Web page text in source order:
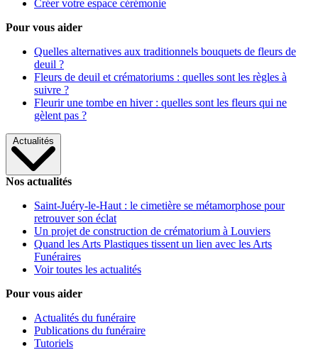
Créer votre espace cérémonie
Pour vous aider
Quelles alternatives aux traditionnels bouquets de fleurs de
deuil ?
Fleurs de deuil et crématoriums : quelles sont les règles à
suivre ?
Fleurir une tombe en hiver : quelles sont les fleurs qui ne
gèlent pas ?
Actualités
Nos actualités
Saint-Juéry-le-Haut : le cimetière se métamorphose pour
retrouver son éclat
Un projet de construction de crématorium à Louviers
Quand les Arts Plastiques tissent un lien avec les Arts
Funéraires
Voir toutes les actualités
Pour vous aider
Actualités du funéraire
Publications du funéraire
Tutoriels